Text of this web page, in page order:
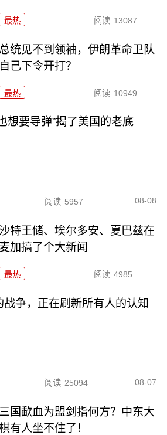
最热 阅读 13087
总统见不到领袖，伊朗革命卫队
自己下令开打？
最热 阅读 10949
想要导弹”揭了美国的老底
阅读 5957 08-08
沙特王储、埃尔多安、夏巴兹在
麦加搞了个大新闻
最热 阅读 4985
争，正在刷新所有人的认知
阅读 25094 08-07
三国歃血为盟剑指何方？中东大
有人坐不住了！